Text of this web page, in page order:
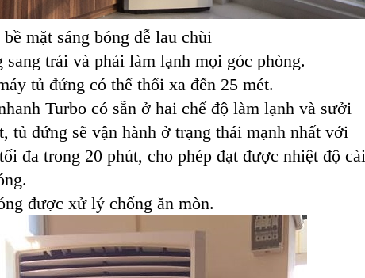
mặt sáng bóng dễ lau chùi
sang trái và phải làm lạnh mọi góc phòng.
tủ đứng có thể thổi xa đến 25 mét.
Turbo có sẵn ở hai chế độ làm lạnh và sưởi
tủ đứng sẽ vận hành ở trạng thái mạnh nhất với
đa trong 20 phút, cho phép đạt được nhiệt độ cài
được xử lý chống ăn mòn.